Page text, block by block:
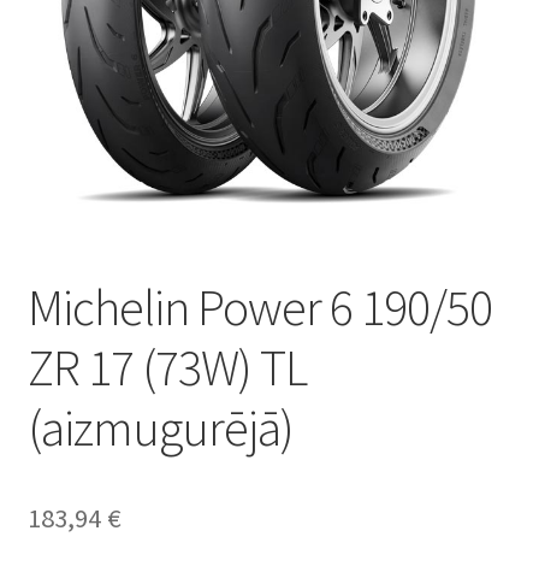
Michelin Power 6 190/50
ZR 17 (73W) TL
(aizmugurējā)
183,94 €